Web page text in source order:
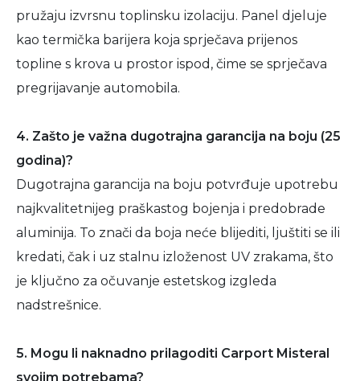
pružaju izvrsnu toplinsku izolaciju. Panel djeluje
kao termička barijera koja sprječava prijenos
topline s krova u prostor ispod, čime se sprječava
pregrijavanje automobila.
4. Zašto je važna dugotrajna garancija na boju (25
godina)?
Dugotrajna garancija na boju potvrđuje upotrebu
najkvalitetnijeg praškastog bojenja i predobrade
aluminija. To znači da boja neće blijediti, ljuštiti se ili
kredati, čak i uz stalnu izloženost UV zrakama, što
je ključno za očuvanje estetskog izgleda
nadstrešnice.
5. Mogu li naknadno prilagoditi Carport Misteral
svojim potrebama?